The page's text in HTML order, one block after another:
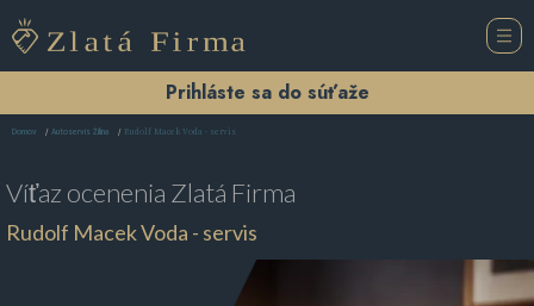
Prihláste sa do súťaže
Domov Autoservis Žilina Rudolf Macek Voda - servis
Víťaz ocenenia Zlatá Firma
Rudolf Macek Voda - servis